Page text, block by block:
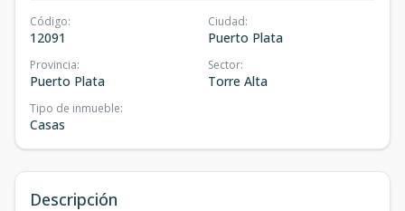
Código:
12091
Ciudad:
Puerto Plata
Provincia:
Puerto Plata
Sector:
Torre Alta
Tipo de inmueble:
Casas
Descripción